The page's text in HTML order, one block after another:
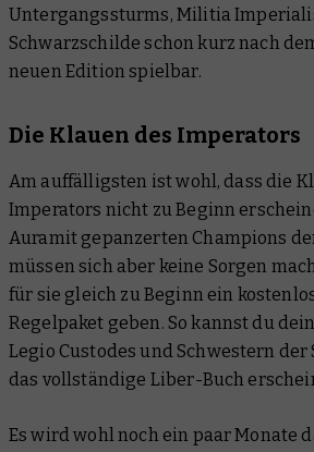
Untergangssturms, Militia
Schwarzschilde schon kurz nach
neuen Edition spielbar.
Die Klauen des Imperators
Am auffälligsten ist wohl, dass die
Imperators nicht zu Beginn
Auramit gepanzerten Champions
müssen sich aber keine Sorgen
für sie gleich zu Beginn ein
Regelpaket geben. So kannst du
Legio Custodes und Schwestern
das vollständige Liber-Buch
Es wird wohl noch ein paar Monate